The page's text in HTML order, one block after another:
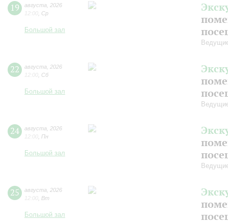
19 августа
2026
12:00 Ср
Большой зал
22 августа
2026
12:00 Сб
Большой зал
24 августа
2026
12:00 Пн
Большой зал
25 августа
2026
12:00 Вт
Большой зал